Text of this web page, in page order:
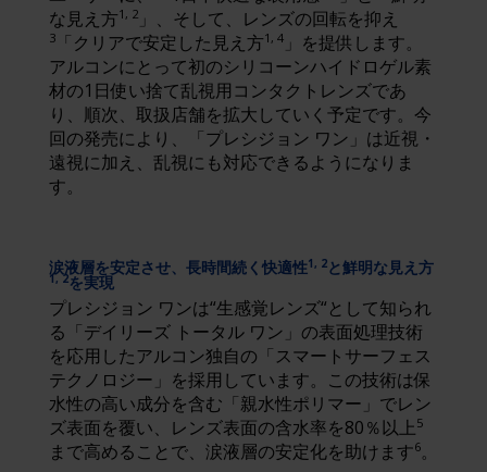
な見え方1, 2」、そして、レンズの回転を抑え
3「クリアで安定した見え方1, 4」を提供します。
アルコンにとって初のシリコーンハイドロゲル素
材の1日使い捨て乱視用コンタクトレンズであ
り、順次、取扱店舗を拡大していく予定です。今
回の発売により、「プレシジョン ワン」は近視・
遠視に加え、乱視にも対応できるようになりま
す。
涙液層を安定させ、長時間続く快適性1, 2と鮮明な見え方
1, 2を実現
プレシジョン ワンは“生感覚レンズ“として知られ
る「デイリーズ トータル ワン」の表面処理技術
を応用したアルコン独自の「スマートサーフェス
テクノロジー」を採用しています。この技術は保
水性の高い成分を含む「親水性ポリマー」でレン
ズ表面を覆い、レンズ表面の含水率を80％以上 5
まで高めることで、涙液層の安定化を助けます6。